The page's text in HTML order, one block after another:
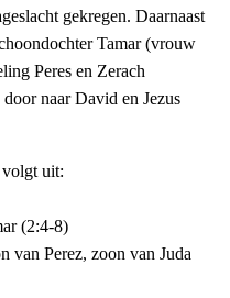
gekregen. Daarnaast
Tamar (vrouw
Peres en Zerach
naar David en Jezus
uit:
(2:4-8)
van Perez, zoon van Juda